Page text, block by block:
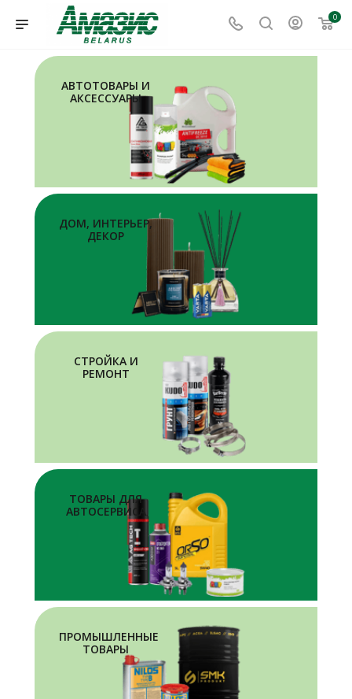
0
АВТОТОВАРЫ И
АКСЕССУАРЫ
ДОМ, ИНТЕРЬЕР,
ДЕКОР
СТРОЙКА И
РЕМОНТ
ТОВАРЫ ДЛЯ
АВТОСЕРВИСА
ПРОМЫШЛЕННЫЕ
ТОВАРЫ